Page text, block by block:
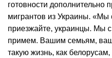
готовности дополнительно
мигрантов из Украины. «Мы
приезжайте, украинцы. Мы
примем. Вашим семьям,
такую жизнь, как